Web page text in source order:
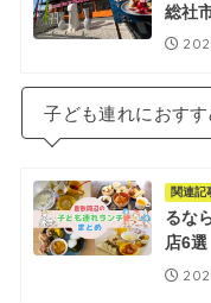
総社
子ども連れにおす
関連記
るな
店6選